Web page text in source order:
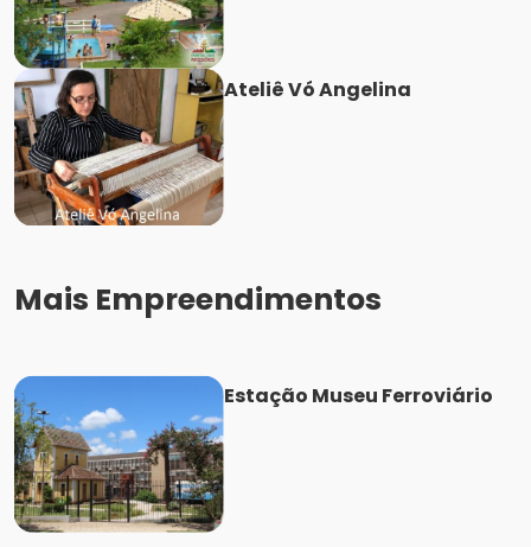
Ateliê Vó Angelina
Mais Empreendimentos
Estação Museu Ferroviário